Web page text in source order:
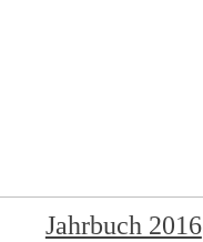
Jahrbuch 2016